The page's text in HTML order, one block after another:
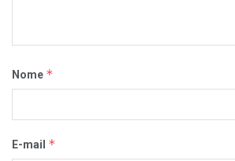
Nome *
E-mail *